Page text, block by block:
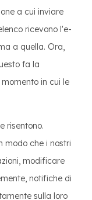
a cui inviare
ricevono l'e-
a quella. Ora,
fa la
in cui le
risentono.
modo che i nostri
modificare
notifiche di
sulla loro